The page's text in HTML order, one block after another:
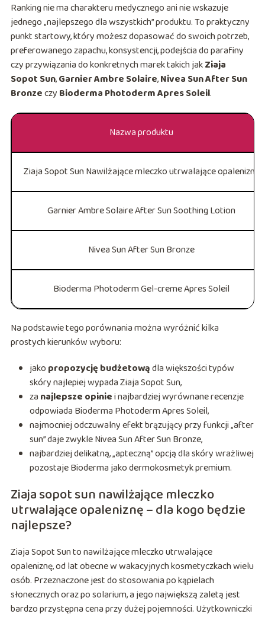
Ranking nie ma charakteru medycznego ani nie wskazuje
jednego „najlepszego dla wszystkich” produktu. To praktyczny
punkt startowy, który możesz dopasować do swoich potrzeb,
preferowanego zapachu, konsystencji, podejścia do parafiny
czy przywiązania do konkretnych marek takich jakZiaja
Sopot Sun,Garnier Ambre Solaire,Nivea Sun After Sun
Bronzeczy Bioderma Photoderm Apres Soleil.
Nazwa produktu
Ziaja Sopot Sun Nawilżające mleczko utrwalające opaleniznę
Garnier Ambre Solaire After Sun Soothing Lotion
Nivea Sun After Sun Bronze
Bioderma Photoderm Gel-creme Apres Soleil
Na podstawie tego porównania można wyróżnić kilka
prostych kierunków wyboru:
jako propozycję budżetowądla większości typów
skóry najlepiej wypada Ziaja Sopot Sun,
za najlepsze opiniei najbardziej wyrównane recenzje
odpowiada Bioderma Photoderm Apres Soleil,
najmocniej odczuwalny efekt brązujący przy funkcji „after
sun” daje zwykle Nivea Sun After Sun Bronze,
najbardziej delikatną, „apteczną” opcją dla skóry wrażliwej
pozostaje Bioderma jako dermokosmetyk premium.
Ziaja sopot sun nawilżające mleczko
utrwalające opaleniznę – dla kogo będzie
najlepsze?
Ziaja Sopot Sun to nawilżające mleczko utrwalające
opaleniznę, od lat obecne w wakacyjnych kosmetyczkach wielu
osób. Przeznaczone jest do stosowania po kąpielach
słonecznych oraz po solarium, a jego największą zaletą jest
bardzo przystępna cena przy dużej pojemności. Użytkowniczki